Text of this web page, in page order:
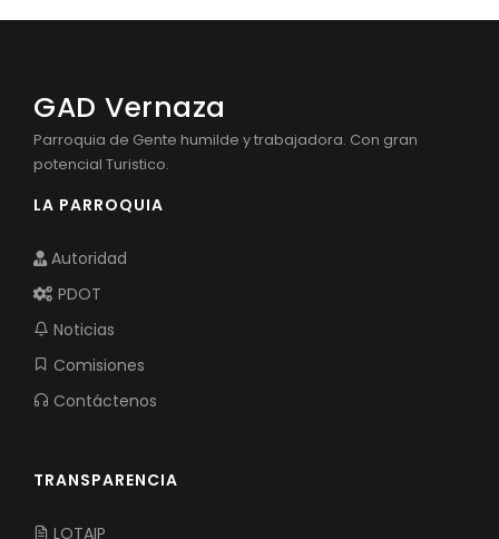
GAD Vernaza
Parroquia de Gente humilde y trabajadora. Con gran
potencial Turistico.
LA PARROQUIA
Autoridad
PDOT
Noticias
Comisiones
Contáctenos
TRANSPARENCIA
LOTAIP